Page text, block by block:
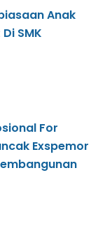
Anak
SMK
For
Exspemor